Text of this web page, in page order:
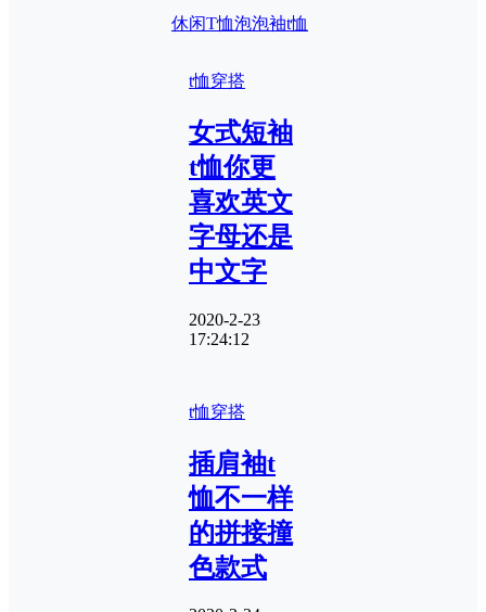
休闲T恤泡泡袖t恤
t恤穿搭
女式短袖
t恤你更
喜欢英文
字母还是
中文字
2020-2-23
17:24:12
t恤穿搭
插肩袖t
恤不一样
的拼接撞
色款式